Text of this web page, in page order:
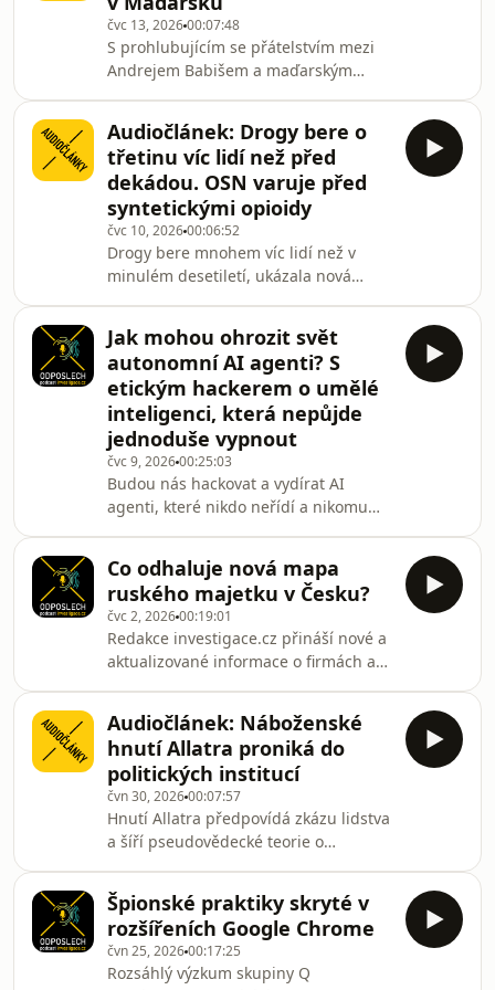
čele stál do února 2026 nechvalně
známý sicario, nájemný zabiják,
Nemesio Oseguera zvaný El Mencho.
Po jeho smrti pak došlo k podezřele
poklidnému předání moci. Kartel
vyrostl na fentanylo
čvc 13, 202600:07:48
S prohlubujícím se přátelstvím mezi
Andrejem Babišem a maďarským
holdingu Agrofert v Maďarsku a
Rumunsku. Agrofert získával
miliardové půjčky od banky vlastněné
státem i Orbánovým přítelem z dětství
a vstoupil do firmy propojené s lidmi z
okolí tehdejší maďarské vlády. Text
Barbory Šturmové čte Renata
Klusáková.
Audiočlánek: Drogy bere o
třetinu víc lidí než před
dekádou. OSN varuje před
syntetickými opioidy
čvc 10, 202600:06:52
Drogy bere mnohem víc lidí než v
minulém desetiletí, ukázala nová
problém je rovněž expanze trhu se
syntetickými drogami. Text Barbory
Šturmové čte Renata Klusáková.
Jak mohou ohrozit svět
autonomní AI agenti? S
etickým hackerem o umělé
inteligenci, která nepůjde
jednoduše vypnout
čvc 9, 202600:25:03
Budou nás hackovat a vydírat AI
agenti, které nikdo neřídí a nikomu
to možné už dnes. Autonomního AI
agenta sám naprogramoval a testoval.
O tom, jaká nás čeká s AI agenty
budoucnost, si s Pavolem Luptákem v
Odposlechu povídá šéfredaktorka
investigace.cz Pavla Holcová.Etický
hacker Pavol Lupták se zabývá
digitální bezpečností. S
Co odhaluje nová mapa
ruského majetku v Česku?
čvc 2, 202600:19:01
Redakce investigace.cz přináší nové a
aktualizované informace o firmách a
mapy, reportérky Barbory Šturmové, z
českých rejstříků mizí velká jména
mocných oligarchů. I tak je ale Česko
pro Rusy stále atraktivní zemí. Do
mapy zanesla jména desítek lidí, kteří
jsou napojení na sankcionované
společnosti, mají napojení na tamní
Audiočlánek: Náboženské
hnutí Allatra proniká do
politických institucí
čvn 30, 202600:07:57
Hnutí Allatra předpovídá zkázu lidstva
a šíří pseudovědecké teorie o
Přesto jeho zástupci v posledních
dvou letech vystupovali v Evropském
parlamentu, americkém Kongresu i
na půdě OSN. Spolupracuje s nimi
také europoslanec za ANO. Text
Špionské praktiky skryté v
rozšířeních Google Chrome
čvn 25, 202600:17:25
Rozsáhlý výzkum skupiny Q